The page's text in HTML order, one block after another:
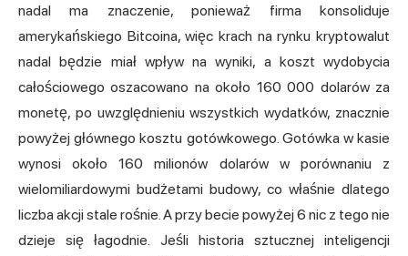
nadal ma znaczenie, ponieważ firma konsoliduje
amerykańskiego Bitcoina, więc krach na rynku kryptowalut
nadal będzie miał wpływ na wyniki, a koszt wydobycia
całościowego oszacowano na około 160 000 dolarów za
monetę, po uwzględnieniu wszystkich wydatków, znacznie
powyżej głównego kosztu gotówkowego. Gotówka w kasie
wynosi około 160 milionów dolarów w porównaniu z
wielomiliardowymi budżetami budowy, co właśnie dlatego
liczba akcji stale rośnie. A przy becie powyżej 6 nic z tego nie
dzieje się łagodnie. Jeśli historia sztucznej inteligencji